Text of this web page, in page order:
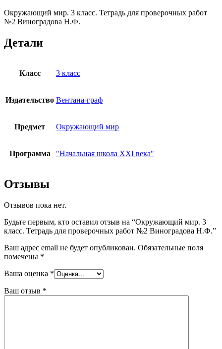
Виноградова
Н.Ф.
Окружающий мир. 3 класс. Тетрадь для проверочных работ
№2 Виноградова Н.Ф.
Детали
Класс 3 класс
Издательство Вентана-граф
Предмет Окружающий мир
Программа "Начальная школа XXI века"
Отзывы
Отзывов пока нет.
Будьте первым, кто оставил отзыв на “Окружающий мир. 3
класс. Тетрадь для проверочных работ №2 Виноградова Н.Ф.”
Ваш адрес email не будет опубликован. Обязательные поля
помечены *
Ваша оценка *
Ваш отзыв *